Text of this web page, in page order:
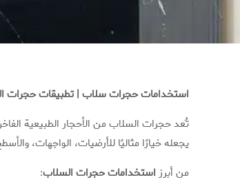
استخدامات حجرات سلاب | تطبيقات حجرات
تُعد حجرات السلاب من الأحجار الطبيعية
يجعله خيارًا مثاليًا للأرضيات، الواجهات،
من أبرز استخدامات حجرات السلاب: